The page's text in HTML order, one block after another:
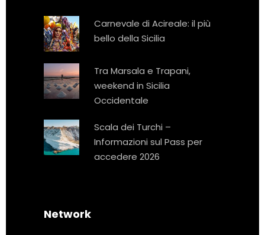
Carnevale di Acireale: il più
bello della Sicilia
Tra Marsala e Trapani,
weekend in Sicilia
Occidentale
Scala dei Turchi –
Informazioni sul Pass per
accedere 2026
Network